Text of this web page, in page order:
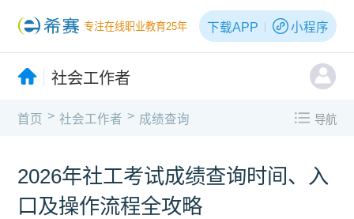
专注在线职业教育25年 下载APP 小程序
社会工作者
首页 > 社会工作者 > 成绩查询 导航
2026年社工考试成绩查询时间、入
口及操作流程全攻略